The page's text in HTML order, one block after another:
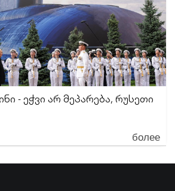
- ეჭვი არ მეპარება, რუსეთი
более